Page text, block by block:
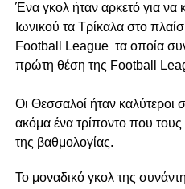
Ένα γκολ ήταν αρκετό για να
Ιωνικού τα Τρίκαλα στο
Football League τα οποία
πρώτη θέση της Football
Οι Θεσσαλοί ήταν καλύτεροι
ακόμα ένα τρίποντο που
της βαθμολογίας.
Το μοναδικό γκολ της